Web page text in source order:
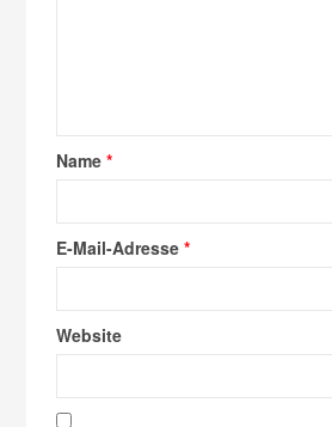
Name*
E-Mail-Adresse*
Website